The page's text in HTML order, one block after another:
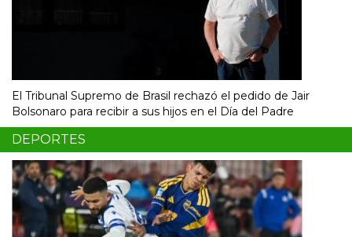
El Tribunal Supremo de Brasil rechazó el pedido de Jair
Bolsonaro para recibir a sus hijos en el Día del Padre
DEPORTES